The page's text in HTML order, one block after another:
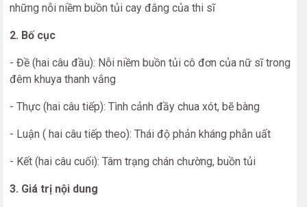
những nỗi niềm buồn tủi cay đắng của thi sĩ
2. Bố cục
- Đề (hai câu đầu): Nỗi niềm buồn tủi cô đơn của nữ sĩ trong
đêm khuya thanh vắng
- Thực (hai câu tiếp): Tình cảnh đầy chua xót, bẽ bàng
- Luận ( hai câu tiếp theo): Thái độ phản kháng phẫn uất
- Kết (hai câu cuối): Tâm trạng chán chường, buồn tủi
3. Giá trị nội dung